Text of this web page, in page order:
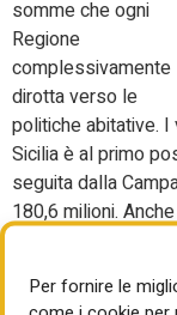
Per fornire le
somme che ogni
Regione
complessivamente
dirotta verso le
politiche abitative.
Sicilia è al primo
seguita dalla
180,6 milioni.
individuare un
spesa o quanto
oggi si trovano